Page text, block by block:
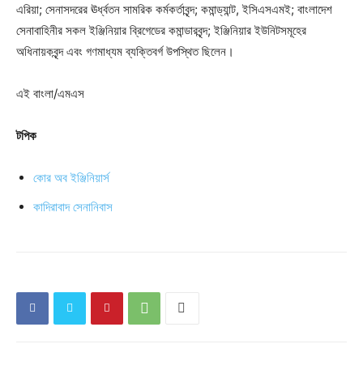
এরিয়া; সেনাসদরের ঊর্ধ্বতন সামরিক কর্মকর্তাবৃন্দ; কমান্ড্যান্ট, ইসিএসএমই; বাংলাদেশ
সেনাবাহিনীর সকল ইঞ্জিনিয়ার ব্রিগেডের কমান্ডারবৃন্দ; ইঞ্জিনিয়ার ইউনিটসমূহের
অধিনায়কবৃন্দ এবং গণমাধ্যম ব্যক্তিবর্গ উপস্থিত ছিলেন।
এই বাংলা/এমএস
টপিক
কোর অব ইঞ্জিনিয়ার্স
কাদিরাবাদ সেনানিবাস